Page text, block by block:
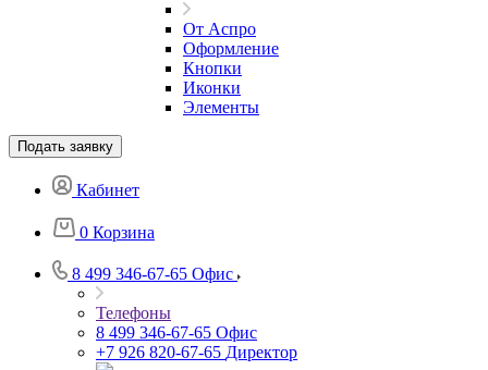
От Аспро
Оформление
Кнопки
Иконки
Элементы
Подать заявку
Кабинет
0 Корзина
8 499 346-67-65 Офис
Телефоны
8 499 346-67-65 Офис
+7 926 820-67-65 Директор